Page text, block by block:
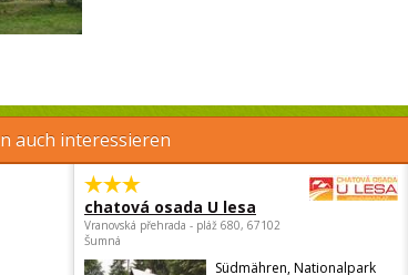
auch interessieren
chatová osada U lesa
Vranovská přehrada - pláž 680, 67102
Šumná
Südmähren, Nationalpark